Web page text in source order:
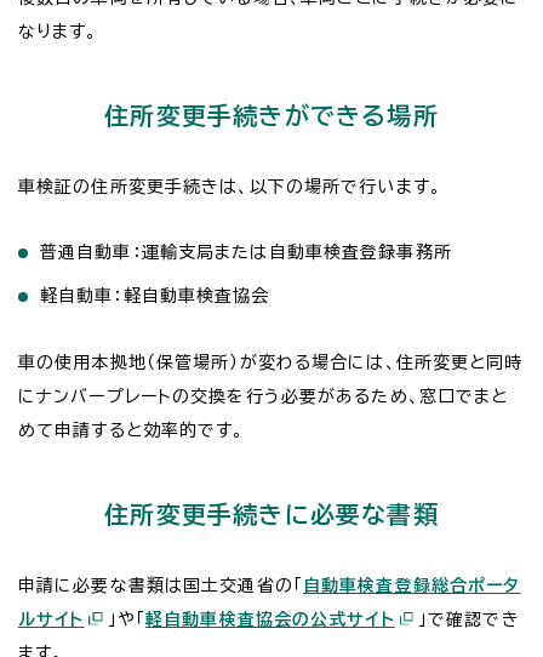
なります。
住所変更手続きができる場所
車検証の住所変更手続きは、以下の場所で行います。
普通自動車：運輸支局または自動車検査登録事務所
軽自動車：軽自動車検査協会
車の使用本拠地（保管場所）が変わる場合には、住所変更と同時
にナンバープレートの交換を行う必要があるため、窓口でまと
めて申請すると効率的です。
住所変更手続きに必要な書類
申請に必要な書類は国土交通省の「 自動車検査登録総合ポータ
ルサイト
」や「軽自動車検査協会の公式サイト
」で確認でき
ます。